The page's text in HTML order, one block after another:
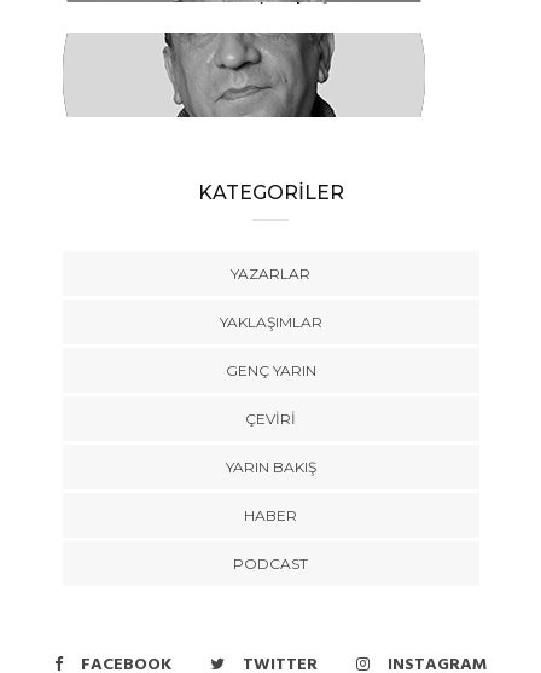
SÜLEYMAN KARAN
Öyle Bir 102 Yıl ki, 102 Farklı Biçimde
Anlatılabilir
KATEGORİLER
YAZARLAR
YAKLAŞIMLAR
GENÇ YARIN
ÇEVİRİ
YARIN BAKIŞ
HABER
PODCAST
FACEBOOK TWITTER INSTAGRAM